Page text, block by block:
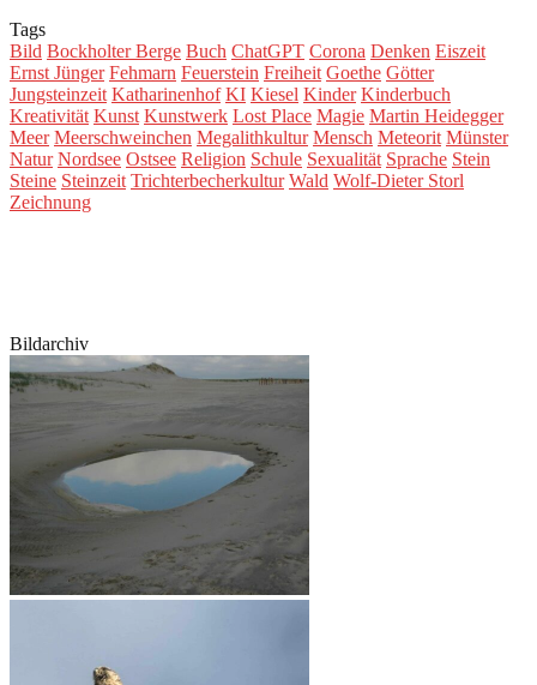
Tags
Bild Bockholter Berge Buch ChatGPT Corona Denken Eiszeit
Ernst Jünger Fehmarn Feuerstein Freiheit Goethe Götter
Jungsteinzeit Katharinenhof KI Kiesel Kinder Kinderbuch
Kreativität Kunst Kunstwerk Lost Place Magie Martin Heidegger
Meer Meerschweinchen Megalithkultur Mensch Meteorit Münster
Natur Nordsee Ostsee Religion Schule Sexualität Sprache Stein
Steine Steinzeit Trichterbecherkultur Wald Wolf-Dieter Storl
Zeichnung
Bildarchiv